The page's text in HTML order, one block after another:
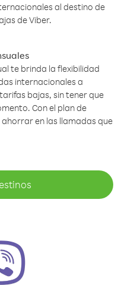
al destino de
de Viber.
te brinda la flexibilidad
internacionales a
bajas, sin tener que
Con el plan de
en las llamadas que